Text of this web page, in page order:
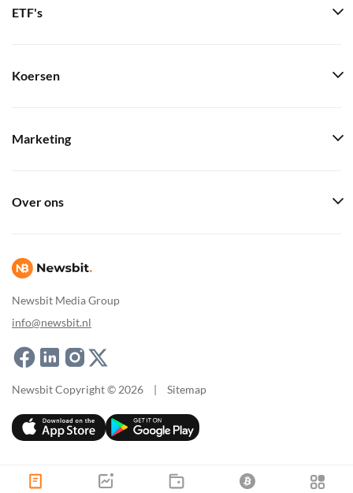
Newsbit Media Group
info@newsbit.nl
ETF's
Koersen
Marketing
Over ons
Newsbit Copyright © 2026 | Sitemap